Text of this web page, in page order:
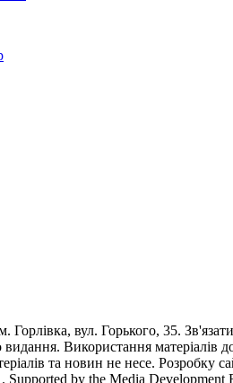
вул. Горького, 35.
Використання матеріалів
та новин не несе.
by the Media